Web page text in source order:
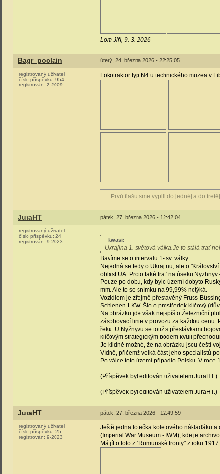
Lom Jiří, 9. 3. 2026
Bagr_poclain úterý, 24. března 2026 - 22:25:05
registrovaný uživatel
číslo příspěvku: 954
registrován: 2-2009
Lokotraktor typ N4 u technického muzea v
Prvú flašu sme vypili do jednéj a do
JuraHT pátek, 27. března 2026 - 12:42:04
registrovaný uživatel
číslo příspěvku: 24
registrován: 9-2023 kwasi:
Ukrajina 1. světová válka.Je to stálá trať
Bavíme se o intervalu 1- sv. války.
Nejedná se tedy o Ukrajinu, ale o
oblast UA. Proto také trať na úseku
Pouze po dobu, kdy bylo území dobyto
mm. Ale to se snímku na 99,99% netýká.
Vozidlem je zřejmě přestavěný Fruss-
Schienen-LKW. Šlo o prostředek klíčový
Na obrázku jde však nejspíš o Železniční
zásobovací linie v provozu za každou cenu.
řeku. U Nyžnyvu se totiž s přestávkami
klíčovým strategickým bodem kvůli
Je klidně možné, že na obrázku jsou čeští
Vídně, přičemž velká část jeho specialistů
Po válce toto území připadlo Polsku. V roce
(Příspěvek byl editován uživatelem JuraHT.)
(Příspěvek byl editován uživatelem JuraHT.)
JuraHT pátek, 27. března 2026 - 12:49:59
registrovaný uživatel
číslo příspěvku: 25
registrován: 9-2023
Ještě jedna fotečka kolejového náklaďáku
(Imperial War Museum - IWM), kde je
Má jít o foto z "Rumunské fronty" z roku